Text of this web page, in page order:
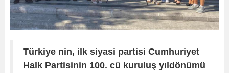
Türkiye nin, ilk siyasi partisi Cumhuriyet
Halk Partisinin 100. cü kuruluş yıldönümü